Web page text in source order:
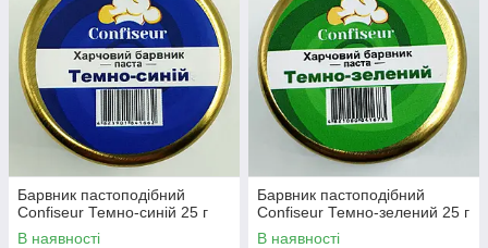
Барвник пастоподібний
Confiseur Темно-синій 25 г
В наявності
Барвник пастоподібний
Confiseur Темно-зелений 25 г
В наявності